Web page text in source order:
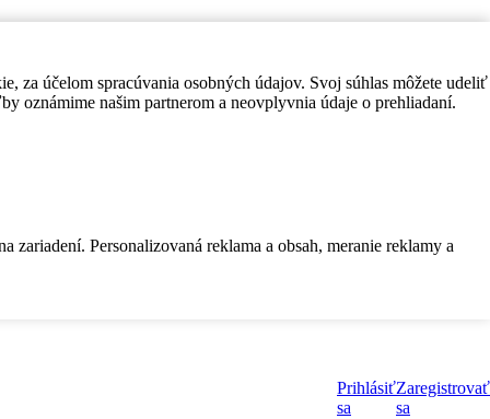
za účelom spracúvania osobných údajov. Svoj súhlas môžete udeliť
oznámime našim partnerom a neovplyvnia údaje o prehliadaní.
Personalizovaná reklama a obsah, meranie reklamy a
Prihlásiť
sa
Zaregistrovať
sa